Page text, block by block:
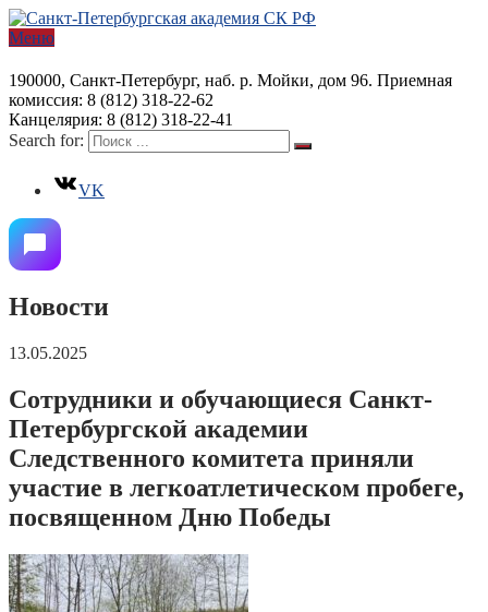
Меню
190000, Санкт-Петербург, наб. р. Мойки, дом 96. Приемная
комиссия: 8 (812) 318-22-62
Канцелярия: 8 (812) 318-22-41
Search for:
VK
Новости
13.05.2025
Сотрудники и обучающиеся Санкт-
Петербургской академии
Следственного комитета приняли
участие в легкоатлетическом пробеге,
посвященном Дню Победы